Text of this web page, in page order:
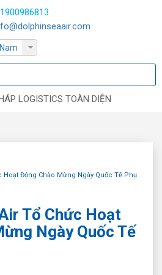
1900986813
Hoạt Động Chào Mừng Ngày Quốc Tế Phụ
Tổ Chức Hoạt
Ngày Quốc Tế